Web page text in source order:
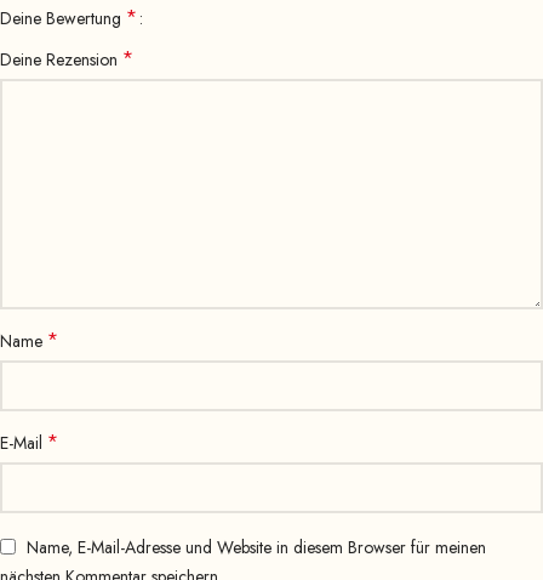
Deine Bewertung *
Deine Rezension *
Name *
E-Mail *
Name, E-Mail-Adresse und Website in diesem Browser für meinen